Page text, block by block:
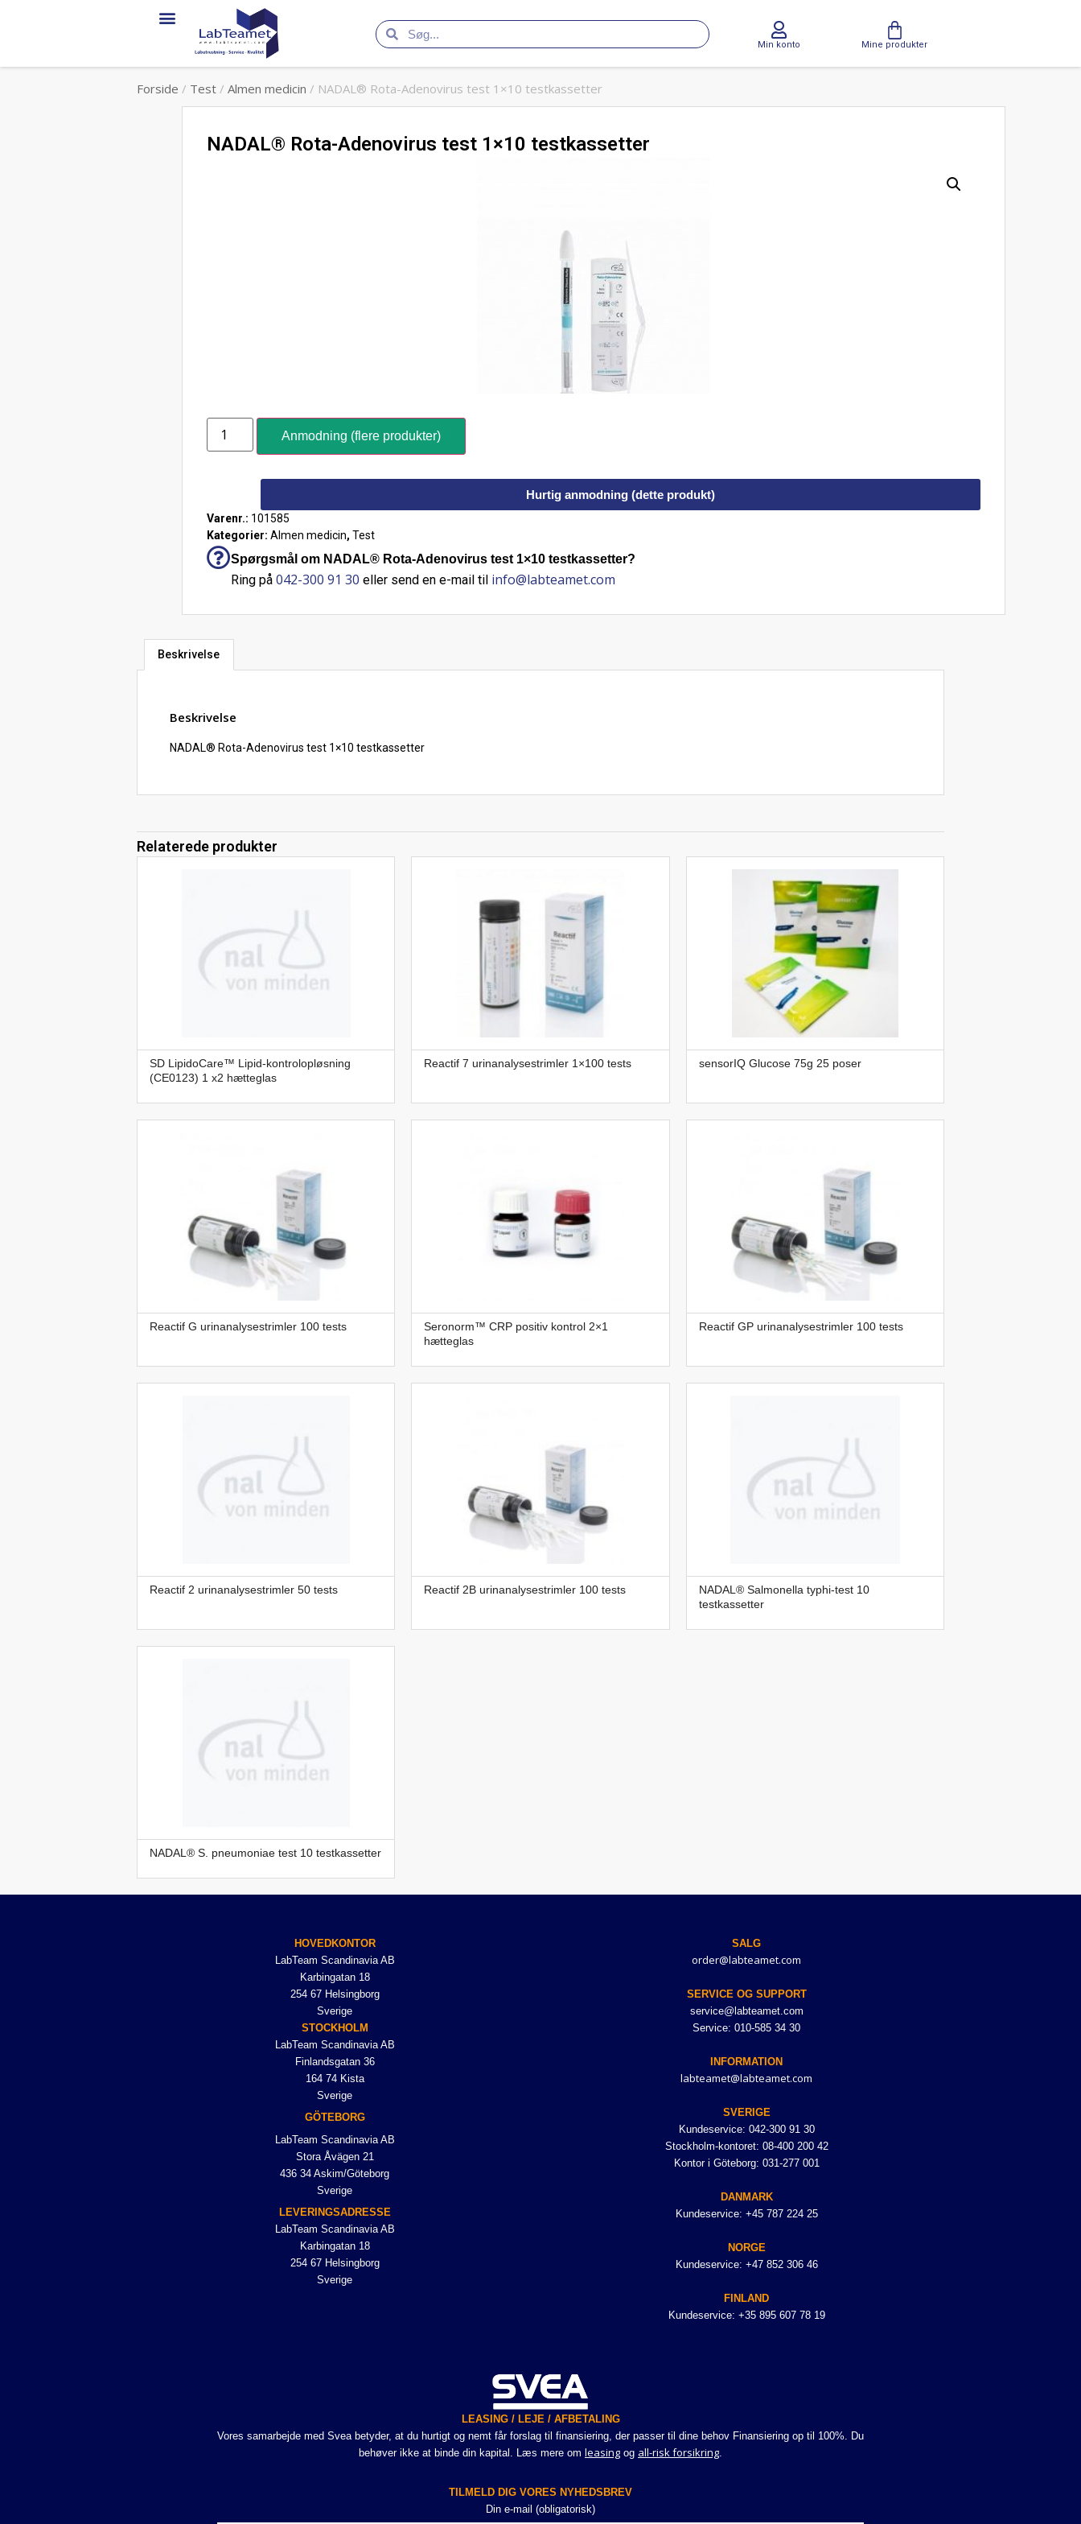
Min konto Mine produkter
Forside / Test / Almen medicin / NADAL® Rota-Adenovirus test 1×10 testkassetter
NADAL® Rota-Adenovirus test 1×10 testkassetter
Anmodning (flere produkter)
Hurtig anmodning (dette produkt)
Varenr.: 101585
Kategorier: Almen medicin, Test
Spørgsmål om NADAL® Rota-Adenovirus test 1×10 testkassetter?
Ring på 042-300 91 30 eller send en e-mail til info@labteamet.com
Beskrivelse
Beskrivelse
NADAL® Rota-Adenovirus test 1×10 testkassetter
Relaterede produkter
SD LipidoCare™ Lipid-kontrolopløsning
(CE0123) 1 x2 hætteglas
Reactif 7 urinanalysestrimler 1×100 tests sensorIQ Glucose 75g 25 poser
Reactif G urinanalysestrimler 100 tests
Seronorm™ CRP positiv kontrol 2×1
hætteglas
Reactif GP urinanalysestrimler 100 tests
Reactif 2 urinanalysestrimler 50 tests Reactif 2B urinanalysestrimler 100 tests
NADAL® Salmonella typhi-test 10
testkassetter
NADAL® S. pneumoniae test 10 testkassetter
HOVEDKONTOR
LabTeam Scandinavia AB
Karbingatan 18
254 67 Helsingborg
Sverige
STOCKHOLM
LabTeam Scandinavia AB
Finlandsgatan 36
164 74 Kista
Sverige
GÖTEBORG
LabTeam Scandinavia AB
Stora Åvägen 21
436 34 Askim/Göteborg
Sverige
LEVERINGSADRESSE
LabTeam Scandinavia AB
Karbingatan 18
254 67 Helsingborg
Sverige
SALG
order@labteamet.com
SERVICE OG SUPPORT
service@labteamet.com
Service: 010-585 34 30
INFORMATION
labteamet@labteamet.com
SVERIGE
Kundeservice: 042-300 91 30
Stockholm-kontoret: 08-400 200 42
Kontor i Göteborg: 031-277 001
DANMARK
Kundeservice: +45 787 224 25
NORGE
Kundeservice: +47 852 306 46
FINLAND
Kundeservice: +35 895 607 78 19
LEASING / LEJE / AFBETALING
Vores samarbejde med Svea betyder, at du hurtigt og nemt får forslag til finansiering, der passer til dine behov Finansiering op til 100%. Du
behøver ikke at binde din kapital. Læs mere om leasing og all-risk forsikring.
TILMELD DIG VORES NYHEDSBREV
Din e-mail (obligatorisk)